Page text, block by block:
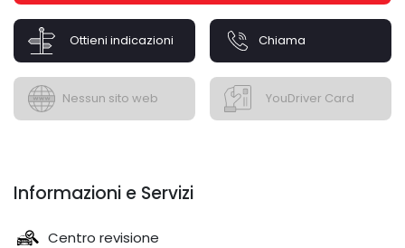
Ottieni indicazioni Chiama
Nessun sito web YouDriver Card
Informazioni e Servizi
Centro revisione